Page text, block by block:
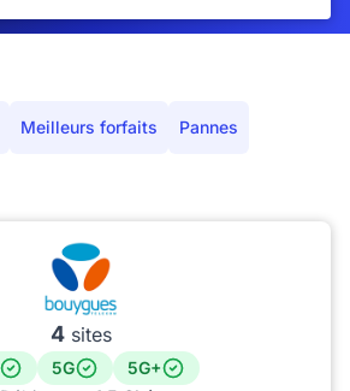
Meilleurs forfaits Pannes
4sites
5G
5G+